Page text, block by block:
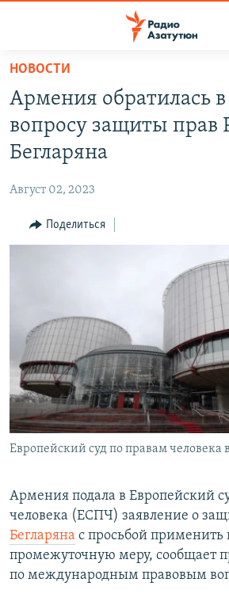
Перейти
основному
содержанию
Перейти
основной
навигации
Перейти
НОВОСТИ
ПОЛИТИКА
ЭКОНОМИКА
РЕГИОН
АРХИВ
Հայերեն
English
Русский
НОВОСТИ
Армения обратилась
вопросу защиты прав
Бегларяна
Август 02, 2023
Поделиться
Европейский суд по правам человека
Армения подала в Европейский
человека (ЕСПЧ) заявление о
Бегларяна с просьбой
промежуточную меру, сообщает
по международным правовым